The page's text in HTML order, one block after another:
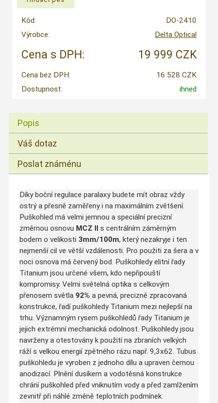
Kód:
DO-2410
Výrobce:
Delta Optical
Cena s DPH: 19 999 CZK
Cena bez DPH:
16 528 CZK
Dostupnost:
ihned
Popis
Váš dotaz
Poslat známénu
Díky boční regulace paralaxy budete mít obraz vždy
ostrý a přesně zaměřeny i na maximálním zvětšení.
Puškohled má velmi jemnou a speciální precizní
změrnou osnovu MCZ IIs centrálním záměrným
bodem o velikosti 3mm/100m, který nezakryje i ten
nejmenší cil ve větší vzdálenosti. Pro použiti za šera a v
noci osnova má červený bod. Puškohledy elitní řady
Titanium jsou určené všem, kdo nepřipouští
kompromisy. Velmi světelná optika s celkovým
přenosem světla 92% a pevná, precizně zpracovaná
konstrukce, řadí puškohledy Titanium mezi nejlepší na
trhu. Významným rysem puškohledů řady Titanium je
jejich extrémní mechanická odolnost. Puškohledy jsou
navrženy a otestovány k použití na zbraních velkých
ráží s velkou energií zpětného rázu např. 9,3x62. Tubus
puškohledu je vyroben z jednoho dílu a upraven černou
anodizací. Plnění dusíkem a vodotěsná konstrukce
chrání puškohled před vniknutím vody a před zamlžením
zevnitř při náhlé změně teplotních podmínek.